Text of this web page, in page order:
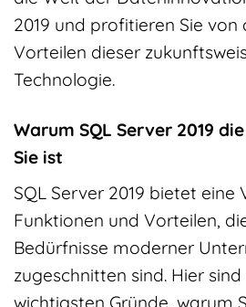
2019 und profitieren Sie von
Vorteilen dieser
Technologie.
Warum SQL Server 2019
Sie ist
SQL Server 2019 bietet eine
Funktionen und Vorteilen,
Bedürfnisse moderner
zugeschnitten sind. Hier